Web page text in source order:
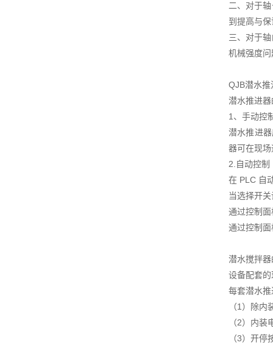
二、对于
到提高与
三、对于
机械强度
QJB潜水
潜水推进
1、手动控
潜水推进
器可在现
2.自动控制
在 PLC 自
当选择开
通过控制
通过控制
潜水搅拌
设备配套
每套潜水
（1）除
（2）内
（3）开